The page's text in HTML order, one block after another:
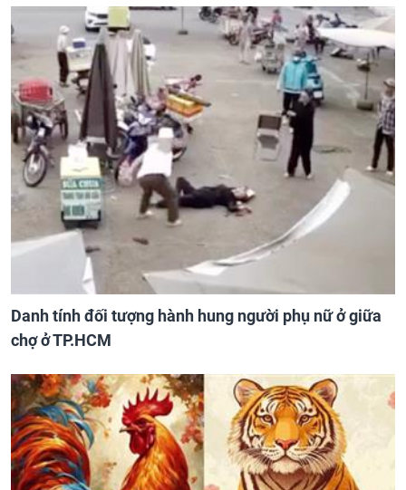
Danh tính đối tượng hành hung người phụ nữ ở giữa
chợ ở TP.HCM